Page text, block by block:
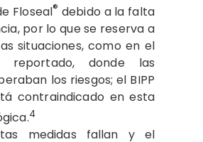
Floseal® debido a la falta
por lo que se reserva a
situaciones, como en el
reportado, donde las
los riesgos; el BIPP
contraindicado en esta
4
medidas fallan y el